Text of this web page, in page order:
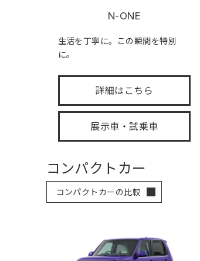
N-ONE
生活を丁寧に。この瞬間を特別
に。
詳細はこちら
展示車・試乗車
コンパクトカー
コンパクトカーの比較